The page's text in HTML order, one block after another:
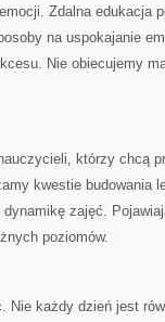
Zdalna edukacja
na uspokajanie
Nie obiecujemy
którzy chcą
kwestie budowania
zajęć.
poziomów.
Nie każdy dzień jest